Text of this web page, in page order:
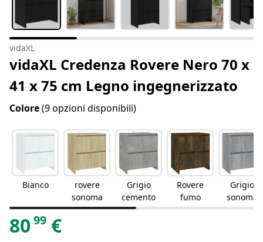
vidaXL
vidaXL Credenza Rovere Nero 70 x
41 x 75 cm Legno ingegnerizzato
Colore(9 opzioni disponibili)
Bianco
rovere
sonoma
Grigio
cemento
Rovere
fumo
Grigio
sonoma
8099 €